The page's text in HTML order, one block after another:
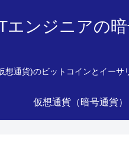
エンジニアの
想通貨)のビットコインとイーサ
仮想通貨（暗号通貨）